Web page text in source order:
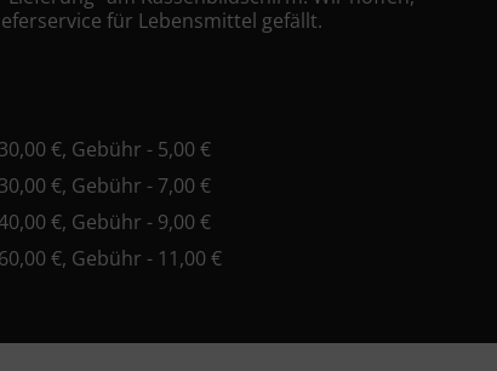
für Lebensmittel gefällt.
€, Gebühr - 5,00 €
€, Gebühr - 7,00 €
€, Gebühr - 9,00 €
€, Gebühr - 11,00 €